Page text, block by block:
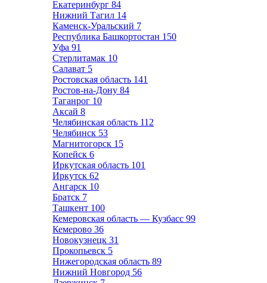
Екатеринбург 84
Нижний Тагил 14
Каменск-Уральский 7
Республика Башкортостан 150
Уфа 91
Стерлитамак 10
Салават 5
Ростовская область 141
Ростов-на-Дону 84
Таганрог 10
Аксай 8
Челябинская область 112
Челябинск 53
Магнитогорск 15
Копейск 6
Иркутская область 101
Иркутск 62
Ангарск 10
Братск 7
Ташкент 100
Кемеровская область — Кузбасс 99
Кемерово 36
Новокузнецк 31
Прокопьевск 5
Нижегородская область 89
Нижний Новгород 56